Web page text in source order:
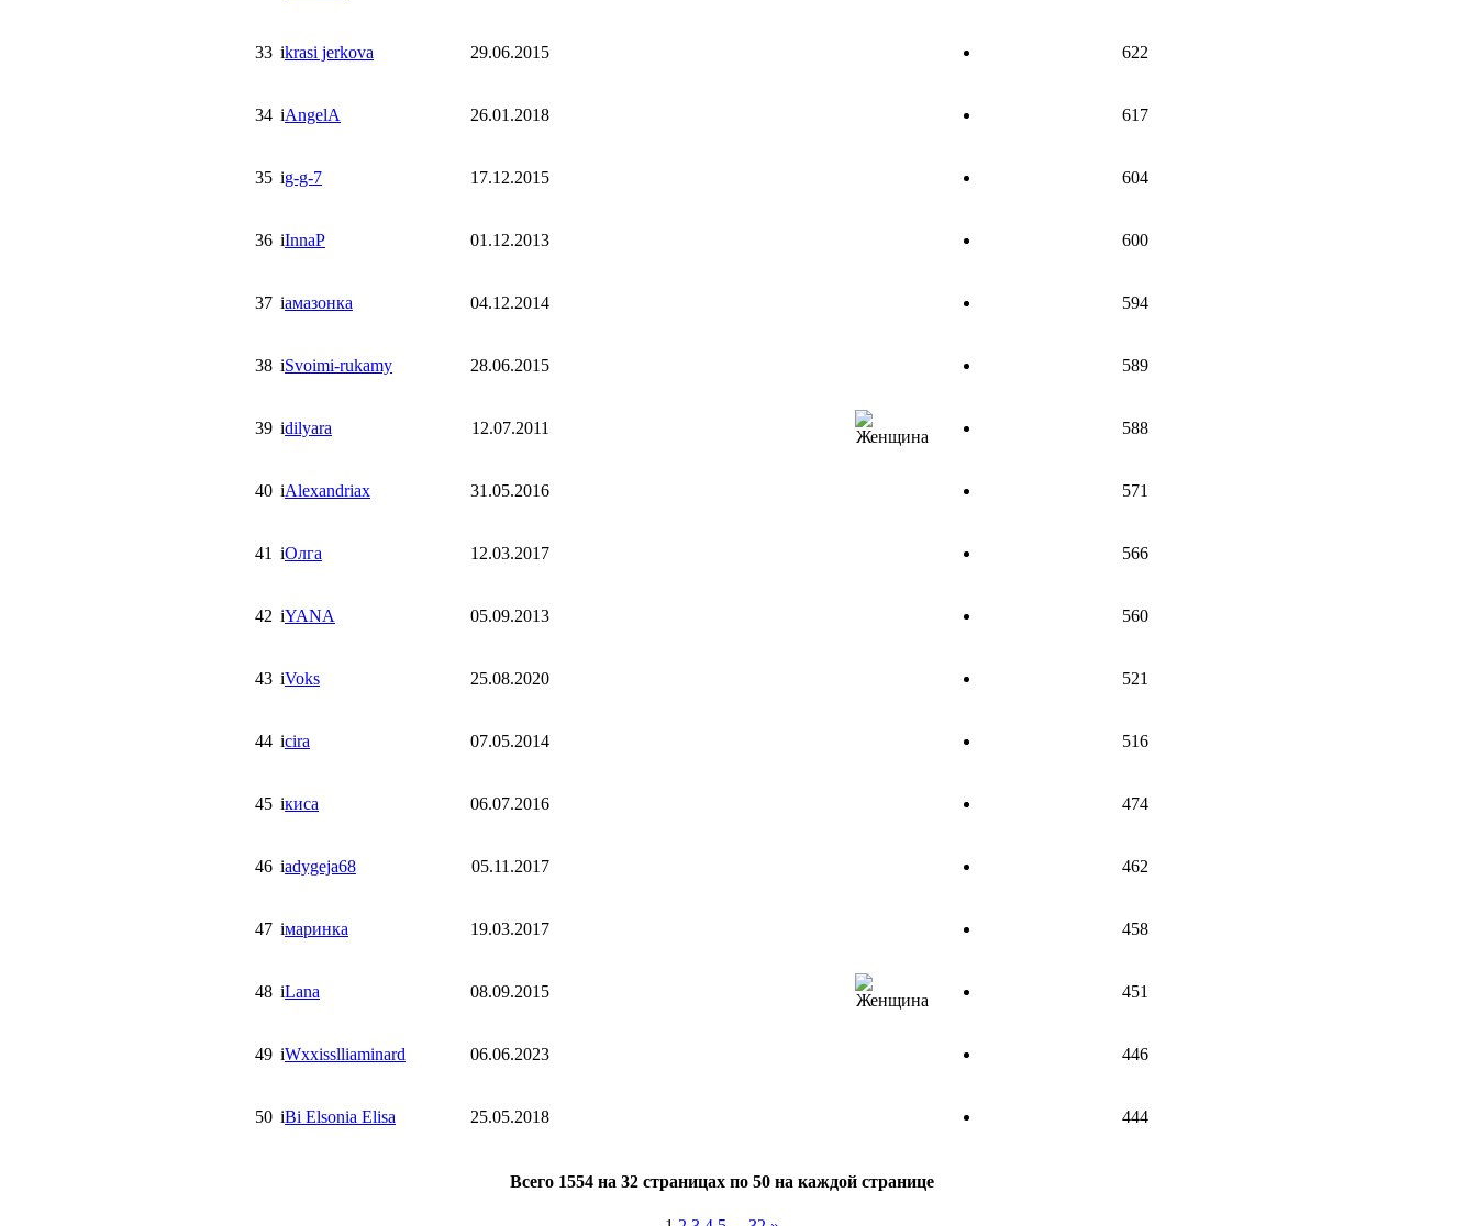
33 ikrasi jerkova 29.06.2015 622
34 iAngelA 26.01.2018 617
35 ig-g-7 17.12.2015 604
36 iInnaP 01.12.2013 600
37 iамазонка 04.12.2014 594
38 iSvoimi-rukamy 28.06.2015 589
39 idilyara 12.07.2011 588
40 iAlexandriax 31.05.2016 571
41 iОлга 12.03.2017 566
42 iYANA 05.09.2013 560
43 iVoks 25.08.2020 521
44 icira 07.05.2014 516
45 iкиса 06.07.2016 474
46 iadygeja68 05.11.2017 462
47 iмаринка 19.03.2017 458
48 iLana 08.09.2015 451
49 iWxxisslliaminard 06.06.2023 446
50 iBi Elsonia Elisa 25.05.2018 444
Всего 1554 на 32 страницах по 50 на каждой странице